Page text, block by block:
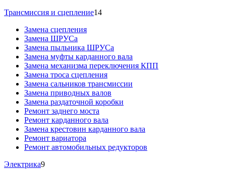
Трансмиссия и сцепление14
Замена сцепления
Замена ШРУСа
Замена пыльника ШРУСа
Замена муфты карданного вала
Замена механизма переключения КПП
Замена троса сцепления
Замена сальников трансмиссии
Замена приводных валов
Замена раздаточной коробки
Ремонт заднего моста
Ремонт карданного вала
Замена крестовин карданного вала
Ремонт вариатора
Ремонт автомобильных редукторов
Электрика9